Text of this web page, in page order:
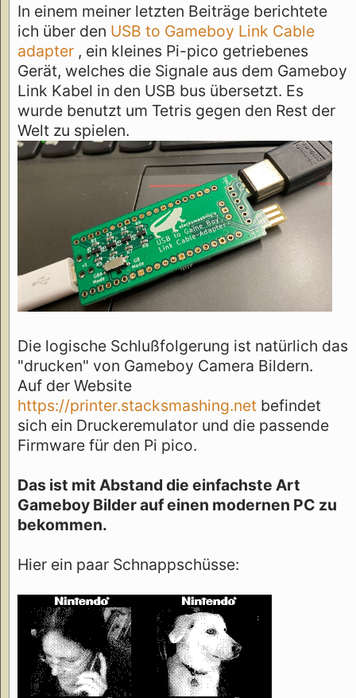
In einem meiner letzten Beiträge berichtete
ich über den USB to Gameboy Link Cable
adapter , ein kleines Pi-pico getriebenes
Gerät, welches die Signale aus dem Gameboy
Link Kabel in den USB bus übersetzt. Es
wurde benutzt um Tetris gegen den Rest der
Welt zu spielen.
Die logische Schlußfolgerung ist natürlich das
"drucken" von Gameboy Camera Bildern.
Auf der Website
https://printer.stacksmashing.net befindet
sich ein Druckeremulator und die passende
Firmware für den Pi pico.
Das ist mit Abstand die einfachste Art
Gameboy Bilder auf einen modernen PC zu
bekommen.
Hier ein paar Schnappschüsse: